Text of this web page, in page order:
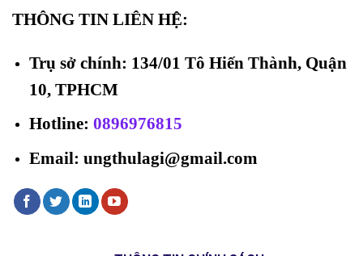
THÔNG TIN LIÊN HỆ:
Trụ sở chính: 134/01 Tô Hiến Thành, Quận
10, TPHCM
Hotline: 0896976815
Email: ungthulagi@gmail.com